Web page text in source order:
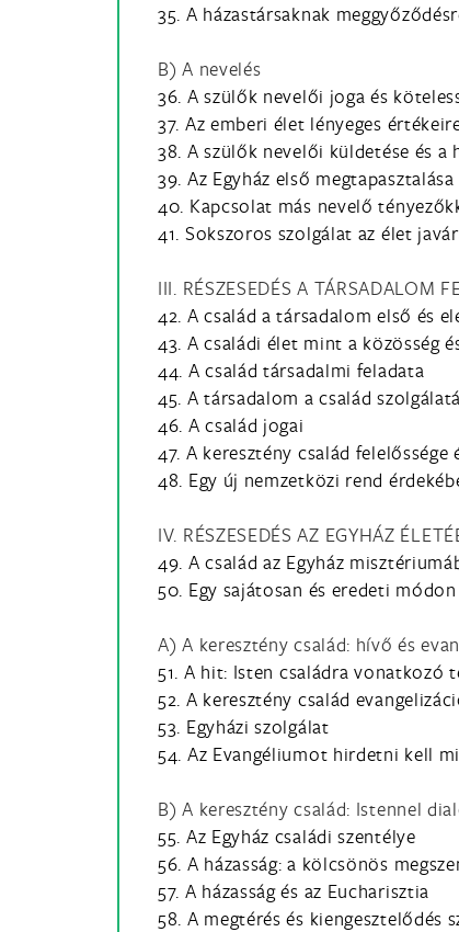
35. A házastársaknak
B) A nevelés
36. A szülők nevelői joga és
37. Az emberi élet lényeges
38. A szülők nevelői küldetése és a
39. Az Egyház első megtapasztalása
40. Kapcsolat más nevelő
41. Sokszoros szolgálat az élet
III. RÉSZESEDÉS A TÁRSADALOM
42. A család a társadalom első és
43. A családi élet mint a közösség
44. A család társadalmi feladata
45. A társadalom a család
46. A család jogai
47. A keresztény család felelőssége
48. Egy új nemzetközi rend
IV. RÉSZESEDÉS AZ EGYHÁZ
49. A család az Egyház
50. Egy sajátosan és eredeti
A) A keresztény család: hívő és
51. A hit: Isten családra vonatkozó
52. A keresztény család
53. Egyházi szolgálat
54. Az Evangéliumot hirdetni kell
B) A keresztény család: Istennel
55. Az Egyház családi szentélye
56. A házasság: a kölcsönös
57. A házasság és az Eucharisztia
58. A megtérés és kiengesztelődés